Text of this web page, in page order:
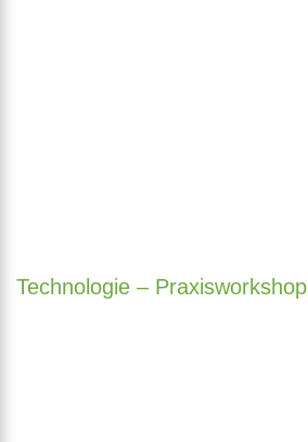
Technologie – Praxisworkshop